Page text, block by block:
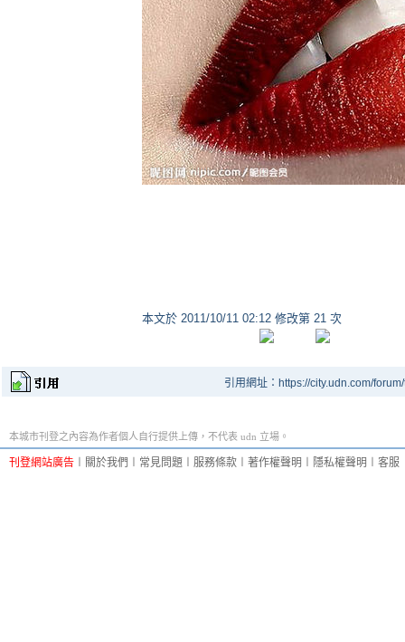
本文於 2011/10/11 02:12 修改第 21 次
引用網址：https://city.udn.com/
本城市刊登之內容為作者個人自行提供上傳，不代表 udn 立場。
刊登網站廣告 關於我們 常見問題 服務條款 著作權聲明 隱私權聲明 客服